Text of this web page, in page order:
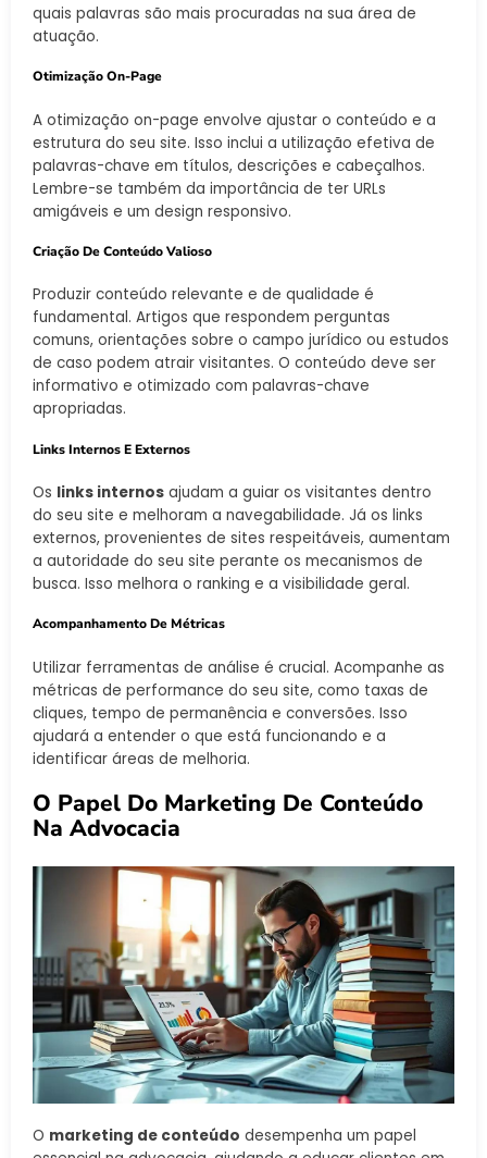
quais palavras são mais procuradas na sua área de
atuação.
Otimização On-Page
A otimização on-page envolve ajustar o conteúdo e a
estrutura do seu site. Isso inclui a utilização efetiva de
palavras-chave em títulos, descrições e cabeçalhos.
Lembre-se também da importância de ter URLs
amigáveis e um design responsivo.
Criação De Conteúdo Valioso
Produzir conteúdo relevante e de qualidade é
fundamental. Artigos que respondem perguntas
comuns, orientações sobre o campo jurídico ou estudos
de caso podem atrair visitantes. O conteúdo deve ser
informativo e otimizado com palavras-chave
apropriadas.
Links Internos E Externos
Os links internos ajudam a guiar os visitantes dentro
do seu site e melhoram a navegabilidade. Já os links
externos, provenientes de sites respeitáveis, aumentam
a autoridade do seu site perante os mecanismos de
busca. Isso melhora o ranking e a visibilidade geral.
Acompanhamento De Métricas
Utilizar ferramentas de análise é crucial. Acompanhe as
métricas de performance do seu site, como taxas de
cliques, tempo de permanência e conversões. Isso
ajudará a entender o que está funcionando e a
identificar áreas de melhoria.
O Papel Do Marketing De Conteúdo
Na Advocacia
O marketing de conteúdo desempenha um papel